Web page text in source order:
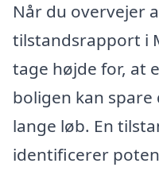
Når du overvejer
tilstandsrapport i
tage højde for, at
boligen kan
lange løb. En
identificerer